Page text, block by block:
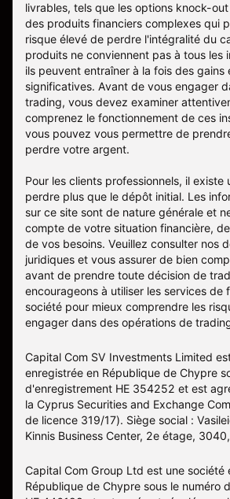
livrables, tels que les options knock-
des produits financiers complexes qui
risque élevé de perdre l'intégralité du
produits ne conviennent pas à tous les
ils peuvent entraîner à la fois des gains
significatives. Avant de vous engager
trading, vous devez examiner
comprenez le fonctionnement de ces
vous pouvez vous permettre de
perdre votre argent.
Pour les clients professionnels, il existe
perdre plus que le dépôt initial. Les
sur ce site sont de nature générale et
compte de votre situation financière,
de vos besoins. Veuillez consulter nos
juridiques et vous assurer de bien
avant de prendre toute décision de
encourageons à utiliser les services de
société pour mieux comprendre les
engager dans des opérations de
Capital Com SV Investments Limited
enregistrée en République de Chypre
d'enregistrement HE 354252 et est
la Cyprus Securities and Exchange
de licence 319/17). Siège social :
Kinnis Business Center, 2e étage,
Capital Com Group Ltd est une société
République de Chypre sous le numéro